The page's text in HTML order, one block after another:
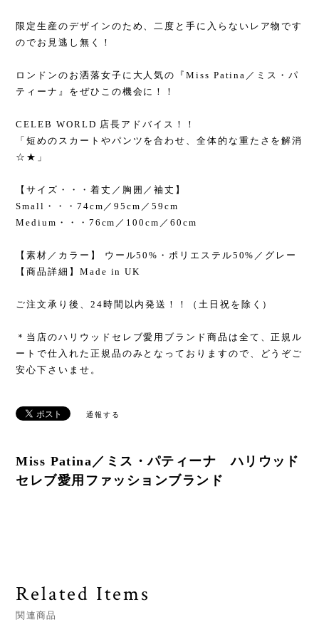
限定生産のデザインのため、二度と手に入らないレア物です
のでお見逃し無く！
ロンドンのお洒落女子に大人気の『Miss Patina／ミス・パ
ティーナ』をぜひこの機会に！！
CELEB WORLD 店長アドバイス！！
「短めのスカートやパンツを合わせ、全体的な重たさを解消
☆★」
【サイズ・・・着丈／胸囲／袖丈】
Small・・・74cm／95cm／59cm
Medium・・・76cm／100cm／60cm
【素材／カラー】 ウール50%・ポリエステル50%／グレー
【商品詳細】Made in UK
ご注文承り後、24時間以内発送！！（土日祝を除く）
＊当店のハリウッドセレブ愛用ブランド商品は全て、正規ル
ートで仕入れた正規品のみとなっておりますので、どうぞご
安心下さいませ。
通報する
Miss Patina／ミス・パティーナ ハリウッド
セレブ愛用ファッションブランド
Related Items
関連商品